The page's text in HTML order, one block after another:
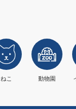
ねこ 動物園